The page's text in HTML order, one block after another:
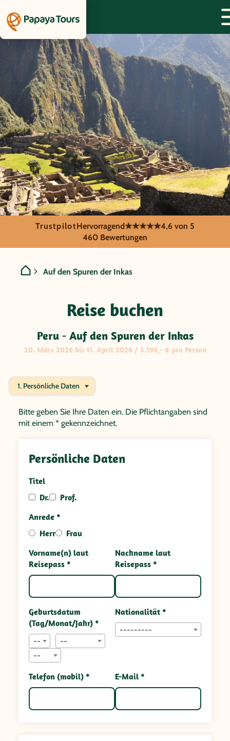
GRUPPENREISE:
Peru - Auf den Spuren
TrustpilotHervorragend★★★★★4,6 von 5
460 Bewertungen
Auf den Spuren der Inkas
Reise buchen
Peru - Auf den Spuren der Inkas
20. März 2026 bis 11. April 2026 / 5.199,- € pro Person
1. Persönliche Daten
Bitte geben Sie Ihre Daten ein. Die Pflichtangaben sind
mit einem * gekennzeichnet.
Persönliche Daten
Titel
Dr.
Prof.
Anrede *
Herr
Frau
Vorname(n) laut
Reisepass *
Nachname laut
Reisepass *
Geburtsdatum
(Tag/Monat/Jahr) *
--
--
--
Nationalität *
---------
Telefon (mobil) * E-Mail *